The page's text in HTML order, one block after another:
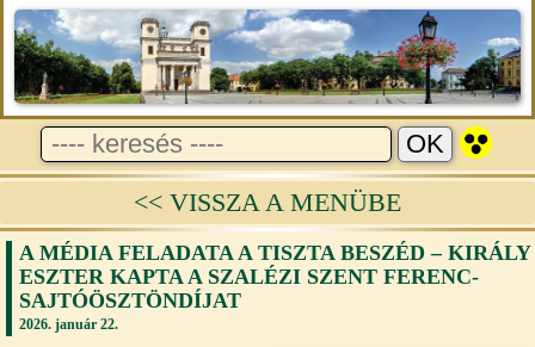
<< VISSZA A MENÜBE
A MÉDIA FELADATA A TISZTA BESZÉD – KIRÁLY
ESZTER KAPTA A SZALÉZI SZENT FERENC-
SAJTÓÖSZTÖNDÍJAT
2026. január 22.